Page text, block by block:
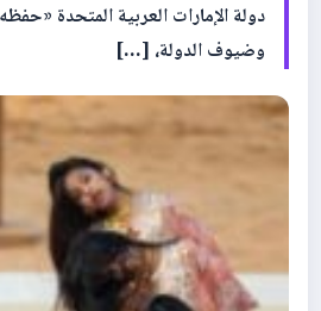
دولة الإمارات العربية المتحدة
وضيوف الدولة، […]